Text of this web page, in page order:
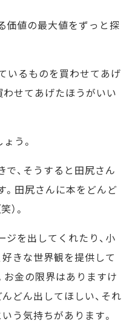
価値の最大値をずっと探
いるものを買わせてあげ
せてあげたほうがいい
う。
、そうすると田尻さん
。田尻さんに本をどんど
。
を出してくれたり、小
きな世界観を提供して
お金の限界はありますけ
どん出してほしい、それ
う気持ちがあります。